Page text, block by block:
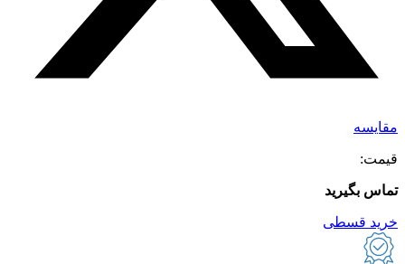
مقایسه
قیمت:
تماس بگیرید
خرید قسطی